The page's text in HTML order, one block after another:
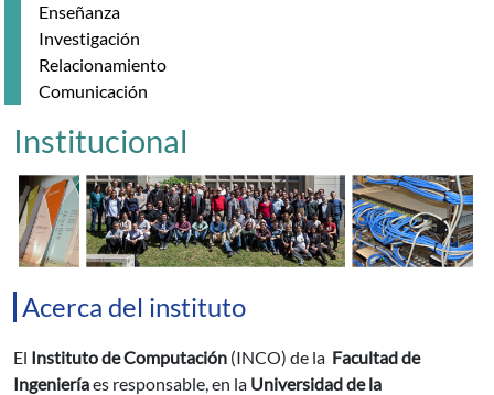
Enseñanza
Investigación
Relacionamiento
Comunicación
Institucional
Acerca del instituto
El Instituto de Computación (INCO) de la Facultad de
Ingenieríaes responsable, en la Universidad de la